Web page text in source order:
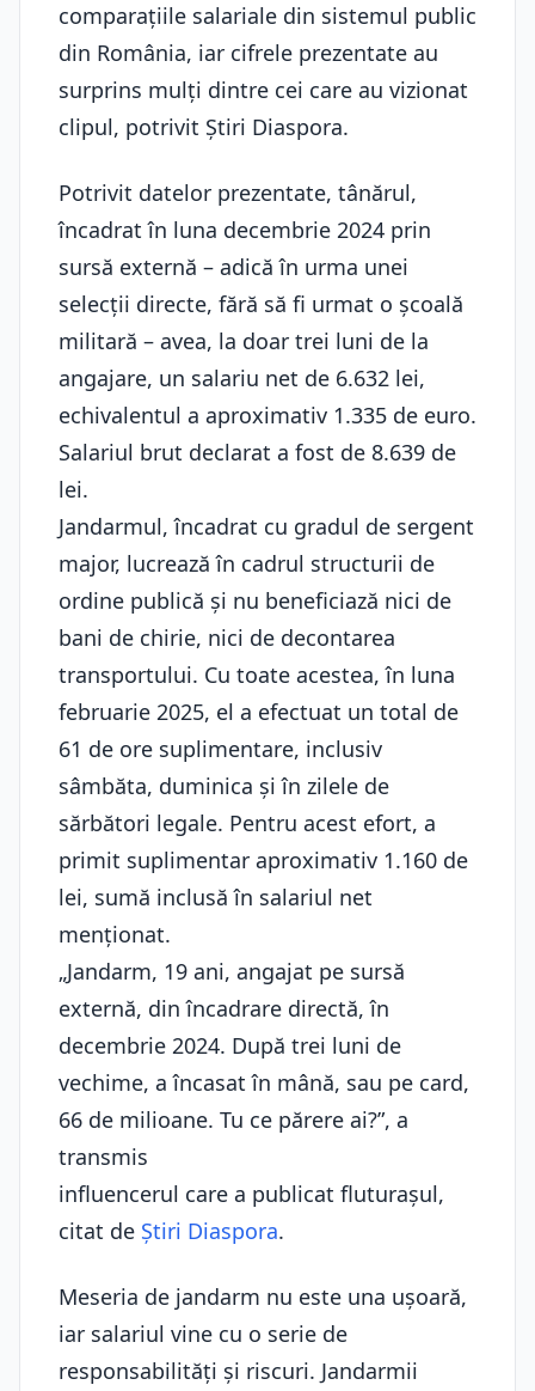
comparațiile salariale din sistemul public
din România, iar cifrele prezentate au
surprins mulți dintre cei care au vizionat
clipul, potrivit Știri Diaspora.
Potrivit datelor prezentate, tânărul,
încadrat în luna decembrie 2024 prin
sursă externă – adică în urma unei
selecții directe, fără să fi urmat o școală
militară – avea, la doar trei luni de la
angajare, un salariu net de 6.632 lei,
echivalentul a aproximativ 1.335 de euro.
Salariul brut declarat a fost de 8.639 de
lei.
Jandarmul, încadrat cu gradul de sergent
major, lucrează în cadrul structurii de
ordine publică și nu beneficiază nici de
bani de chirie, nici de decontarea
transportului. Cu toate acestea, în luna
februarie 2025, el a efectuat un total de
61 de ore suplimentare, inclusiv
sâmbăta, duminica și în zilele de
sărbători legale. Pentru acest efort, a
primit suplimentar aproximativ 1.160 de
lei, sumă inclusă în salariul net
menționat.
„Jandarm, 19 ani, angajat pe sursă
externă, din încadrare directă, în
decembrie 2024. După trei luni de
vechime, a încasat în mână, sau pe card,
66 de milioane. Tu ce părere ai?”, a
transmis
influencerul care a publicat fluturașul,
citat de Știri Diaspora.
Meseria de jandarm nu este una ușoară,
iar salariul vine cu o serie de
responsabilități și riscuri. Jandarmii